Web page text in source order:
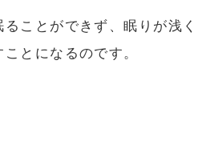
ことができず、眠りが浅く
とになるのです。